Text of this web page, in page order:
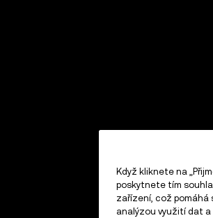
Když kliknete na
poskytnete tím
zařízení, což pomáhá
analýzou využití dat a